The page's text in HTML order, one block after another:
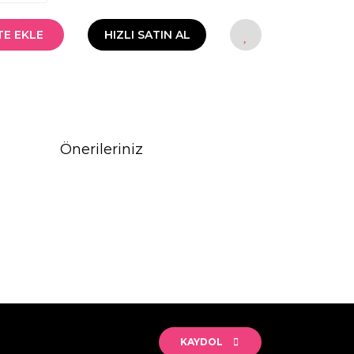
EKLE HIZLI SATIN AL
Önerileriniz
KAYDOL